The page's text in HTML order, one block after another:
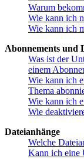
Warum
Wie kann ich
Wie kann ich
Abonnements und
Was ist der
einem
Wie kann ich
Thema
Wie kann ich
Wie
Dateianhänge
Welche
Kann ich eine